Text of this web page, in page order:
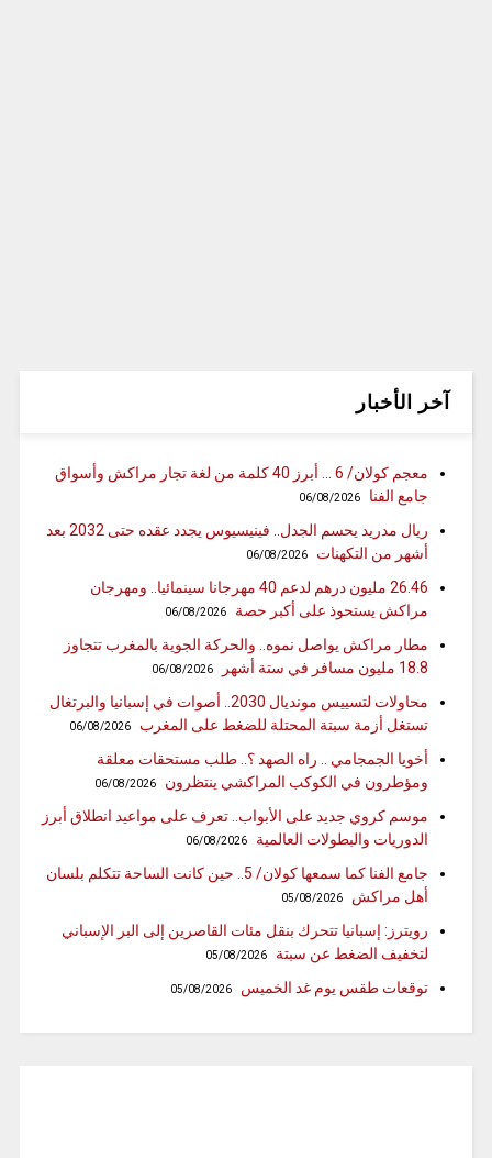
آخر الأخبار
معجم كولان/ 6 … أبرز 40 كلمة من لغة تجار مراكش وأسواق
جامع الفنا
06/08/2026
ريال مدريد يحسم الجدل.. فينيسيوس يجدد عقده حتى 2032 بعد
أشهر من التكهنات
06/08/2026
26.46 مليون درهم لدعم 40 مهرجانا سينمائيا.. ومهرجان
مراكش يستحوذ على أكبر حصة
06/08/2026
مطار مراكش يواصل نموه.. والحركة الجوية بالمغرب تتجاوز
18.8 مليون مسافر في ستة أشهر
06/08/2026
محاولات لتسييس مونديال 2030.. أصوات في إسبانيا والبرتغال
تستغل أزمة سبتة المحتلة للضغط على المغرب
06/08/2026
أخويا الجمجامي .. راه الصهد ؟.. طلب مستحقات معلقة
ومؤطرون في الكوكب المراكشي ينتظرون
06/08/2026
موسم كروي جديد على الأبواب.. تعرف على مواعيد انطلاق أبرز
الدوريات والبطولات العالمية
06/08/2026
جامع الفنا كما سمعها كولان/ 5.. حين كانت الساحة تتكلم بلسان
أهل مراكش
05/08/2026
رويترز: إسبانيا تتحرك بنقل مئات القاصرين إلى البر الإسباني
لتخفيف الضغط عن سبتة
05/08/2026
توقعات طقس يوم غد الخميس 05/08/2026